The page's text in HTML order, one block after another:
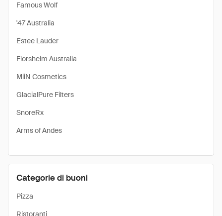
Famous Wolf
'47 Australia
Estee Lauder
Florsheim Australia
MiiN Cosmetics
GlacialPure Filters
SnoreRx
Arms of Andes
Categorie di buoni
Pizza
Ristoranti